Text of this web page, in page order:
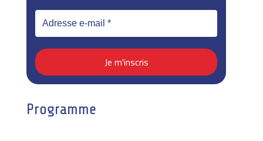
Programme